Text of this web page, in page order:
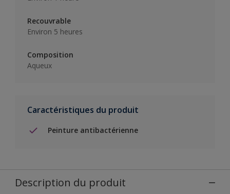
Recouvrable
Environ 5 heures
Composition
Aqueux
Caractéristiques du produit
Peinture antibactérienne
Description du produit